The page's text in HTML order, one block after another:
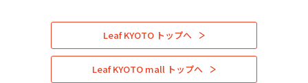
Leaf KYOTO トップへ
Leaf KYOTO mall トップへ